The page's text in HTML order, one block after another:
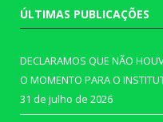
ÚLTIMAS PUBLICAÇÕES
DECLARAMOS QUE NÃO
O MOMENTO PARA O
31 de julho de 2026